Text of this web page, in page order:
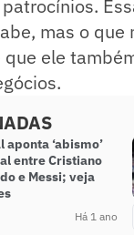
mas o que
que ele
aponta ‘abismo’
entre Cristiano
e Messi; veja
Há 1 ano